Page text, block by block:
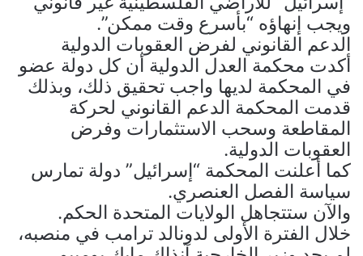
ويجب إنهاؤه “بأسرع وقت ممكن”.
الدعم القانوني لفرض العقوبات الدولية
أكدت محكمة العدل الدولية أن كل دولة عضو
في المحكمة لديها واجب تحقيق ذلك، وبذلك
قدمت المحكمة الدعم القانوني لحركة
المقاطعة وسحب الاستثمارات وفرض
العقوبات الدولية.
كما أعلنت المحكمة “إسرائيل” دولة تمارس
سياسة الفصل العنصري.
والآن ستتجاهل الولايات المتحدة الحكم.
خلال الفترة الأولى لدونالد ترامب في منصبه،